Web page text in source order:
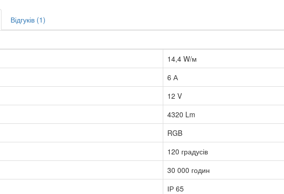
Відгуків (1)
14,4 W/м
6 А
12 V
4320 Lm
RGB
120 градусів
30 000 годин
ІР 65